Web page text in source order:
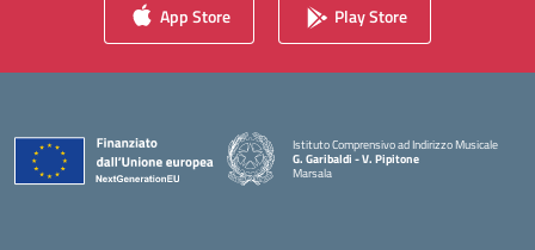
App Store Play Store
Istituto Comprensivo ad Indirizzo Musicale
G. Garibaldi - V. Pipitone
Marsala